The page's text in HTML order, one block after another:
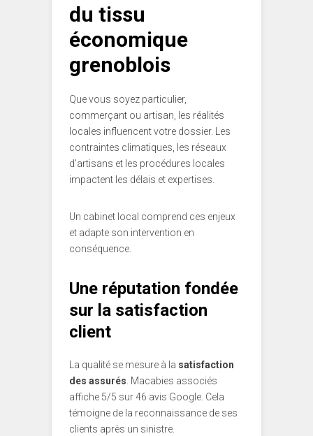
du tissu
économique
grenoblois
Que vous soyez particulier,
commerçant ou artisan, les réalités
locales influencent votre dossier. Les
contraintes climatiques, les réseaux
d’artisans et les procédures locales
impactent les délais et expertises.
Un cabinet local comprend ces enjeux
et adapte son intervention en
conséquence.
Une réputation fondée
sur la satisfaction
client
La qualité se mesure à la satisfaction
des assurés. Macabies associés
affiche 5/5 sur 46 avis Google. Cela
témoigne de la reconnaissance de ses
clients après un sinistre.